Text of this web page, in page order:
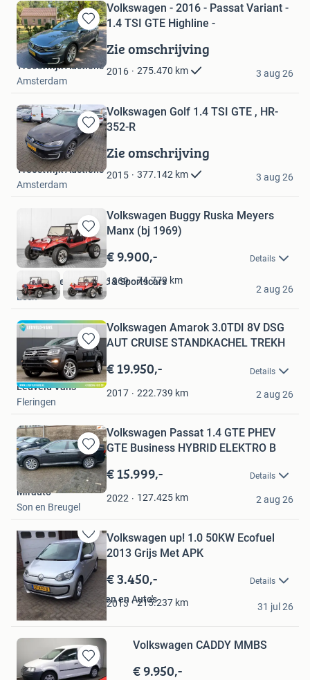
Bewaren
in
Mijn
Favorieten
Volkswagen - 2016 - Passat Variant -
1.4 TSI GTE Highline -
Zie omschrijving
2016 275.470 km
Troostwijk Auctions
Amsterdam
3 aug 26
Bewaren
in
Mijn
Favorieten
Volkswagen Golf 1.4 TSI GTE , HR-
352-R
Zie omschrijving
2015 377.142 km
Troostwijk Auctions
Amsterdam
3 aug 26
Bewaren
in
Mijn
Favorieten
Volkswagen Buggy Ruska Meyers
Manx (bj 1969)
€ 9.900,- Details
1969 74.779 km
Hofman Leek Classic & Sportscars
Leek
2 aug 26
Bewaren
in
Mijn
Favorieten
Volkswagen Amarok 3.0TDI 8V DSG
AUT CRUISE STANDKACHEL TREKH
€ 19.950,- Details
2017 222.739 km
Leuveld Vans
Fleringen
2 aug 26
Bewaren
in
Mijn
Favorieten
Volkswagen Passat 1.4 GTE PHEV
GTE Business HYBRID ELEKTRO B
€ 15.999,- Details
2022 127.425 km
Mirauto
Son en Breugel
2 aug 26
Bewaren
in
Mijn
Favorieten
Volkswagen up! 1.0 50KW Ecofuel
2013 Grijs Met APK
€ 3.450,- Details
2013 215.237 km
Bosman Multidiensten en Auto's
Wezep
31 jul 26
Bewaren
Volkswagen CADDY MMBS
€ 9.950,-